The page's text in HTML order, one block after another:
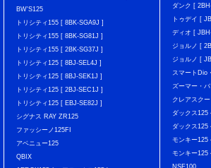
BW'S125
トリシティ155 [ 8BK-SGA9J ]
トリシティ155 [ 8BK-SG81J ]
トリシティ155 [ 2BK-SG37J ]
トリシティ125 [ 8BJ-SEL4J ]
トリシティ125 [ 8BJ-SEK1J ]
トリシティ125 [ 2BJ-SEC1J ]
トリシティ125 [ EBJ-SE82J ]
シグナス RAY ZR125
ファッシーノ125FI
アベニュー125
QBIX
ダンク [
トゥデイ [
ディオ [
ジョルノ [
ジョルノ [
スマートDio
ズーマー・
クレアスク
ダックス
ダックス
モンキー
モンキー125
NSF100